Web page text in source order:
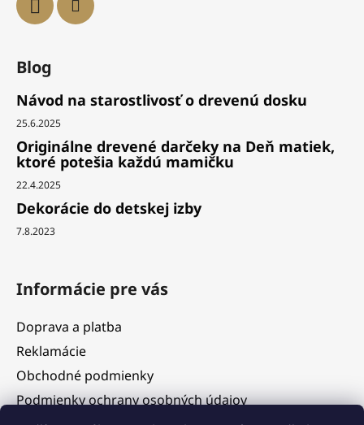
Blog
Návod na starostlivosť o drevenú dosku
25.6.2025
Originálne drevené darčeky na Deň matiek,
ktoré potešia každú mamičku
22.4.2025
Dekorácie do detskej izby
7.8.2023
Informácie pre vás
Doprava a platba
Reklamácie
Obchodné podmienky
Podmienky ochrany osobných údajov